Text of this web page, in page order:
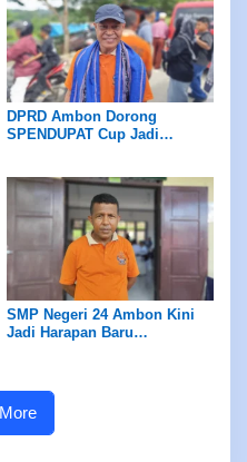
DPRD Ambon Dorong
SPENDUPAT Cup Jadi
SMP Negeri 24 Ambon Kini
Jadi Harapan Baru